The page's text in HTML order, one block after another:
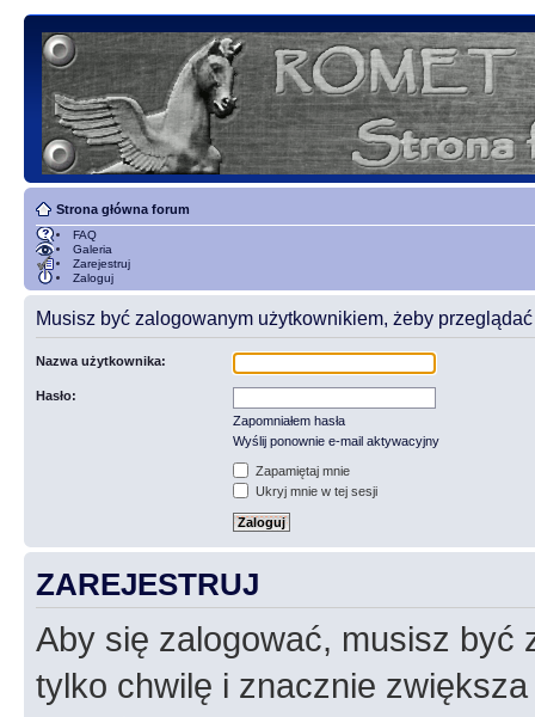
Strona główna forum
FAQ
Galeria
Zarejestruj
Zaloguj
Musisz być zalogowanym użytkownikiem, żeby przeglądać
Nazwa użytkownika:
Hasło:
Zapomniałem hasła
Wyślij ponownie e-mail aktywacyjny
Zapamiętaj mnie
Ukryj mnie w tej sesji
ZAREJESTRUJ
Aby się zalogować, musisz być
tylko chwilę i znacznie